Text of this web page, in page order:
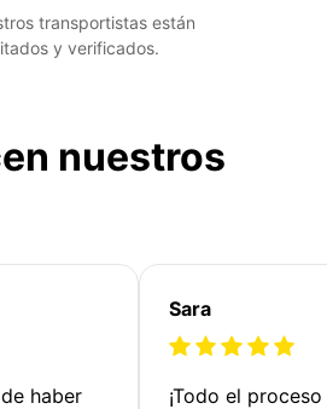
transportistas están
y verificados.
nuestros
haber
Sara
¡Todo el